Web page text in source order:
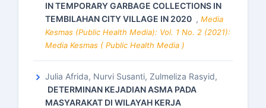
IN TEMPORARY GARBAGE COLLECTIONS IN
TEMBILAHAN CITY VILLAGE IN 2020 , Media
Kesmas (Public Health Media): Vol. 1 No. 2 (2021):
Media Kesmas ( Public Health Media )
Julia Afrida, Nurvi Susanti, Zulmeliza Rasyid,
DETERMINAN KEJADIAN ASMA PADA
MASYARAKAT DI WILAYAH KERJA